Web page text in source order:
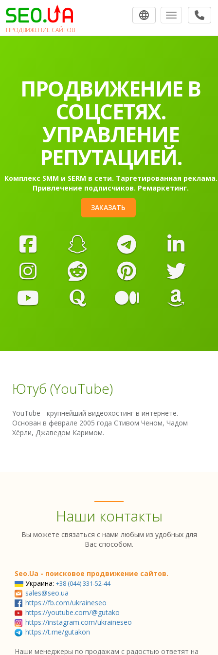
ПРОДВИЖЕНИЕ САЙТОВ
Toggle
ПРОДВИЖЕНИЕ В
СОЦСЕТЯХ.
УПРАВЛЕНИЕ
РЕПУТАЦИЕЙ.
Комплекс SMM и SERM в сети. Таргетированная реклама.
Привлечение подписчиков. Ремаркетинг.
ЗАКАЗАТЬ
Ютуб (YouTube)
YouTube - крупнейший видеохостинг в интернете.
Основан в феврале 2005 года Стивом Ченом, Чадом
Хёрли, Джаведом Каримом.
Наши контакты
Вы можете связаться с нами любым из удобных для
Вас способом.
Seo.Ua - поисковое продвижение сайтов.
Украина: +38 (044) 331-52-44
sales@seo.ua
https://fb.com/ukraineseo
https://youtube.com/@gutako
https://instagram.com/ukraineseo
https://t.me/gutakon
Наши менеджеры по продажам с радостью ответят на